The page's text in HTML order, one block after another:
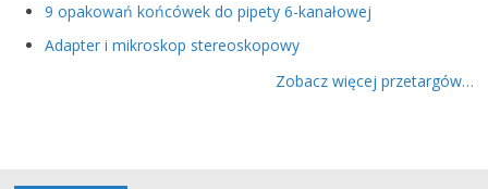
9 opakowań końcówek do pipety 6-kanałowej
Adapter i mikroskop stereoskopowy
Zobacz więcej przetargów…